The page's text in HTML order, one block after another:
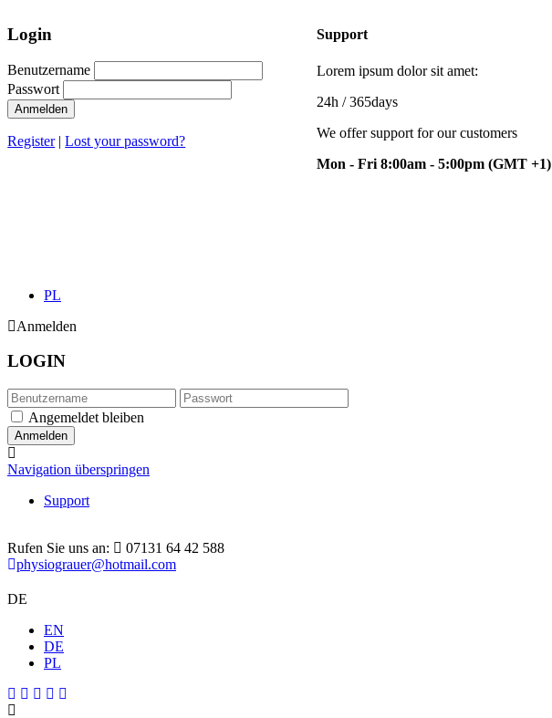
Login
Benutzername
Passwort
Anmelden
Register|Lost your password?
Support
Lorem ipsum dolor sit amet:
24h / 365days
We offer support for our customers
Mon - Fri 8:00am - 5:00pm (GMT +1)
PL
Anmelden
LOGIN
Angemeldet bleiben
Navigation überspringen
Support
Rufen Sie uns an:
07131 64 42 588
physiograuer@hotmail.com
DE
EN
DE
PL